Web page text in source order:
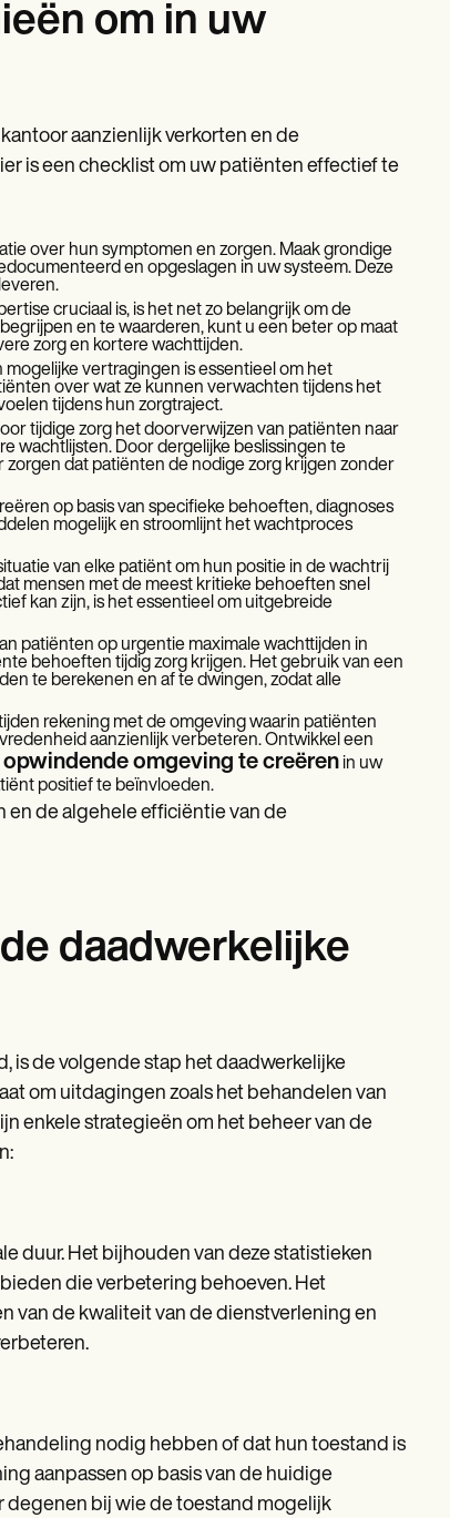
om in uw
aanzienlijk verkorten en de
is een checklist om uw patiënten effectief te
over hun symptomen en zorgen. Maak grondige
en opgeslagen in uw systeem. Deze
cruciaal is, is het net zo belangrijk om de
en te waarderen, kunt u een beter op maat
zorg en kortere wachttijden.
vertragingen is essentieel om het
over wat ze kunnen verwachten tijdens het
tijdens hun zorgtraject.
tijdige zorg het doorverwijzen van patiënten naar
wachtlijsten. Door dergelijke beslissingen te
dat patiënten de nodige zorg krijgen zonder
op basis van specifieke behoeften, diagnoses
mogelijk en stroomlijnt het wachtproces
van elke patiënt om hun positie in de wachtrij
mensen met de meest kritieke behoeften snel
kan zijn, is het essentieel om uitgebreide
patiënten op urgentie maximale wachttijden in
behoeften tijdig zorg krijgen. Het gebruik van een
te berekenen en af te dwingen, zodat alle
rekening met de omgeving waarin patiënten
aanzienlijk verbeteren. Ontwikkel een
opwindende omgeving te creërenin uw
positief te beïnvloeden.
en de algehele efficiëntie van de
daadwerkelijke
is de volgende stap het daadwerkelijke
om uitdagingen zoals het behandelen van
enkele strategieën om het beheer van de
duur. Het bijhouden van deze statistieken
die verbetering behoeven. Het
van de kwaliteit van de dienstverlening en
nodig hebben of dat hun toestand is
aanpassen op basis van de huidige
degenen bij wie de toestand mogelijk